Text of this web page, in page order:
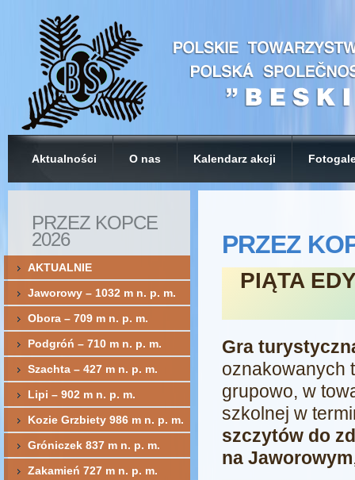
Aktualności O nas Kalendarz akcji
PRZEZ
PIĄTA
Gra
oznakowanych
grupowo, w
szkolnej w
szczytów do
na Jaworowym
PRZEZ KOPCE
2026
AKTUALNIE
Jaworowy – 1032 m n. p. m.
Obora – 709 m n. p. m.
Podgróń – 710 m n. p. m.
Szachta – 427 m n. p. m.
Lipi – 902 m n. p. m.
Kozie Grzbiety 986 m n. p. m.
Gróniczek 837 m n. p. m.
Zakamień 727 m n. p. m.